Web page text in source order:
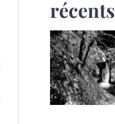
récents